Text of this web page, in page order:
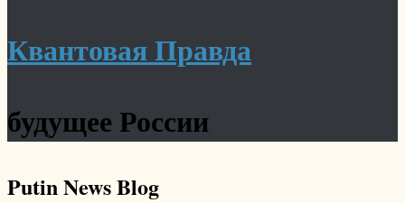
Квантовая Правда
будущее России
Putin NewsBlog